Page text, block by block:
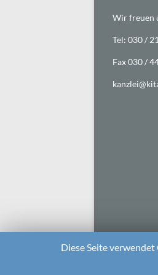
Wir freuen
Tel: 030 /
Fax 030 /
Diese Seite